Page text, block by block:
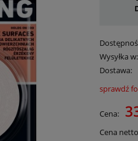
Wysyłka w:
Dostawa:
sprawdź
Cena:
Cena